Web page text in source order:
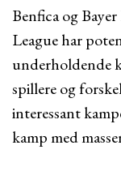
Benfica og
League har
underholdende
spillere og
interessant
kamp med